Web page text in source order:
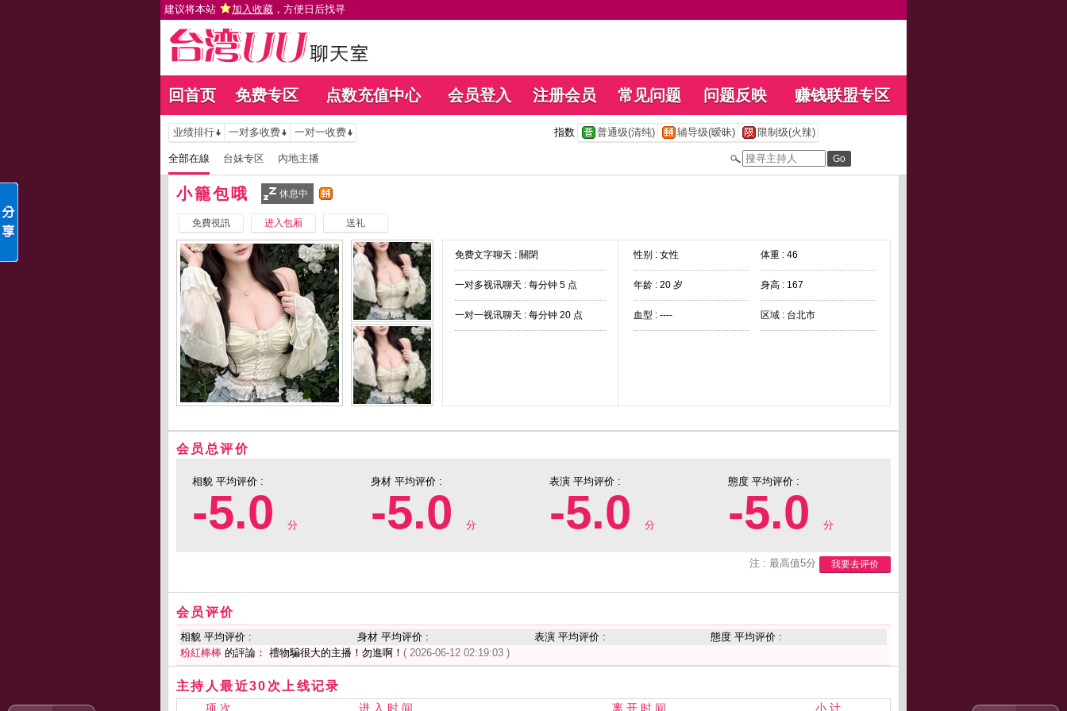
建议将本站 加入收藏 ，方便日后找寻
回首页 免费专区 点数充值中心 会员登入 注册会员 常见问题 问题反映 赚钱联盟专区
业绩排行 一对多收费 一对一收费 指数 普通级(清纯) 辅导级(暧昧) 限制级(火辣)
全部在線 台妹专区 內地主播
小籠包哦 休息中
免費視訊 进入包厢 送礼
免费文字聊天 : 關閉
一对多视讯聊天 : 每分钟 5 点
一对一视讯聊天 : 每分钟 20 点
性别 : 女性 体重 : 46
年龄 : 20 岁 身高 : 167
血型 : ---- 区域 : 台北市
会员总评价
相貌 平均评价 :
-5.0 分
身材 平均评价 :
-5.0 分
表演 平均评价 :
-5.0 分
態度 平均评价 :
-5.0 分
注 : 最高值5分 我要去评价
会员评价
相貌 平均评价 : 身材 平均评价 : 表演 平均评价 :
態度 平均评价 :
粉紅棒棒 的評論： 禮物騙很大的主播！勿進啊！ ( 2026-06-12 02:19:03 )
主持人最近30次上线记录
项 次 进 入 时 间 离 开 时 间 小 计